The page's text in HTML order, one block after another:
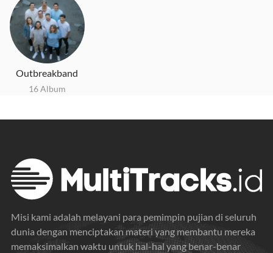
Outbreakband
16 Album
Misi kami adalah melayani para pemimpin pujian di seluruh
dunia dengan menciptakan materi yang membantu mereka
memaksimalkan waktu untuk hal-hal yang benar-benar